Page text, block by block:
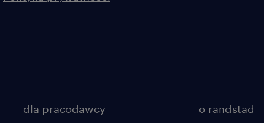
dla pracodawcy o randstad